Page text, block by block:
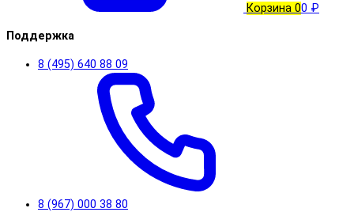
Корзина 00 ₽
Поддержка
8 (495) 640 88 09
8 (967) 000 38 80